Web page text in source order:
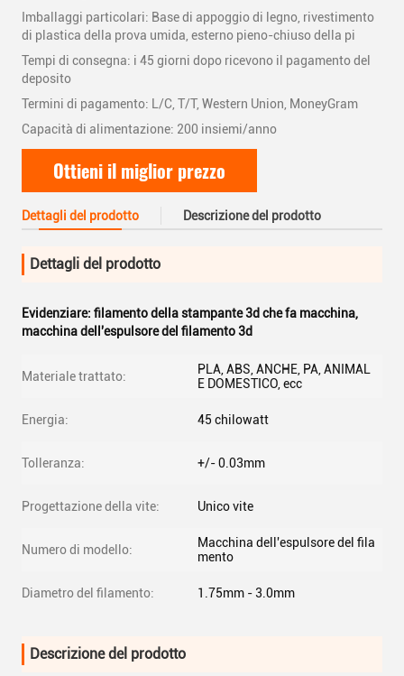
Imballaggi particolari: Base di appoggio di legno, rivestimento
di plastica della prova umida, esterno pieno-chiuso della pi
Tempi di consegna: i 45 giorni dopo ricevono il pagamento del
deposito
Termini di pagamento: L/C, T/T, Western Union, MoneyGram
Capacità di alimentazione: 200 insiemi/anno
Ottieni il miglior prezzo
Dettagli del prodotto Descrizione del prodotto
Dettagli del prodotto
Evidenziare: filamento della stampante 3d che fa macchina,
macchina dell'espulsore del filamento 3d
Materiale trattato:
PLA, ABS, ANCHE, PA, ANIMAL
E DOMESTICO, ecc
Energia: 45 chilowatt
Tolleranza: +/- 0.03mm
Progettazione della vite: Unico vite
Numero di modello:
Macchina dell'espulsore del fila
mento
Diametro del filamento: 1.75mm - 3.0mm
Descrizione del prodotto